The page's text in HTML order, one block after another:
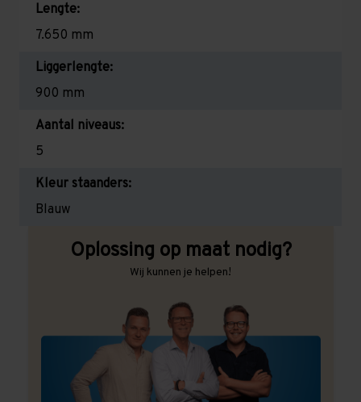
Lengte:
7.650 mm
Liggerlengte:
900 mm
Aantal niveaus:
5
Kleur staanders:
Blauw
Oplossing op maat nodig?
Wij kunnen je helpen!